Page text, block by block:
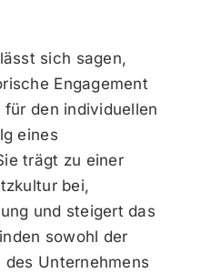
sich sagen,
Engagement
den individuellen
eines
trägt zu einer
bei,
und steigert das
sowohl der
Unternehmens